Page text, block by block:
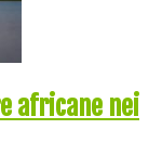
africane nei